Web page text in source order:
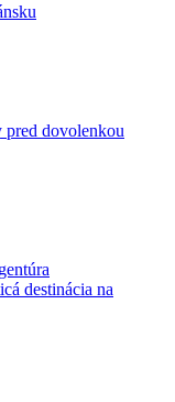
pred dovolenkou
destinácia na